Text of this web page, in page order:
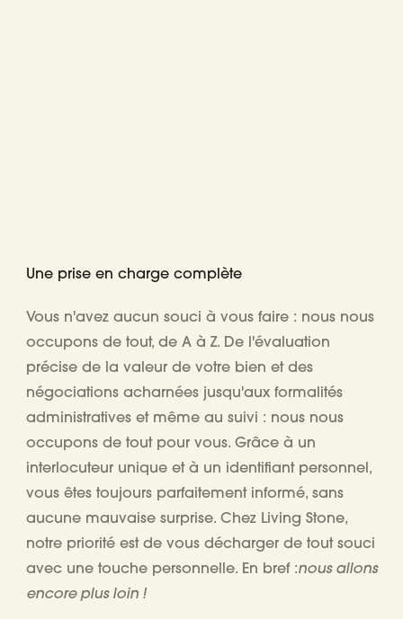
Une prise en charge complète
Vous n'avez aucun souci à vous faire : nous nous
occupons de tout, de A à Z. De l'évaluation
précise de la valeur de votre bien et des
négociations acharnées jusqu'aux formalités
administratives et même au suivi : nous nous
occupons de tout pour vous. Grâce à un
interlocuteur unique et à un identifiant personnel,
vous êtes toujours parfaitement informé, sans
aucune mauvaise surprise. Chez Living Stone,
notre priorité est de vous décharger de tout souci
avec une touche personnelle. En bref :nous allons
encore plus loin !